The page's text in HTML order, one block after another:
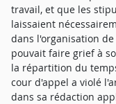
travail, et que les
laissaient
dans l'organisation
pouvait faire grief à
la répartition du
cour d'appel a violé
dans sa rédaction